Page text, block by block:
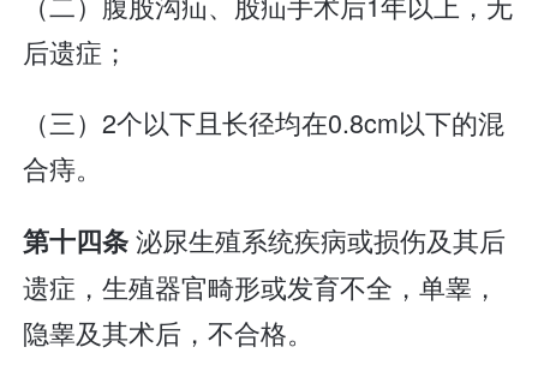
后遗症；
（三）2个以下且长径均在0.8cm以下的混
合痔。
第十四条泌尿生殖系统疾病或损伤及其后
遗症，生殖器官畸形或发育不全，单睾，
隐睾及其术后，不合格。